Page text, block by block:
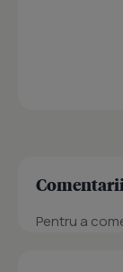
Comentarii
Pentru a